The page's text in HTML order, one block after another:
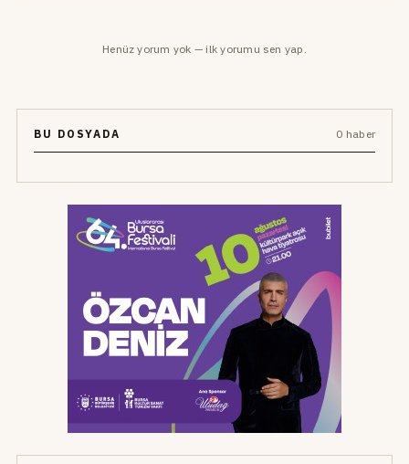
Henüz yorum yok — ilk yorumu sen yap.
BU DOSYADA 0 haber